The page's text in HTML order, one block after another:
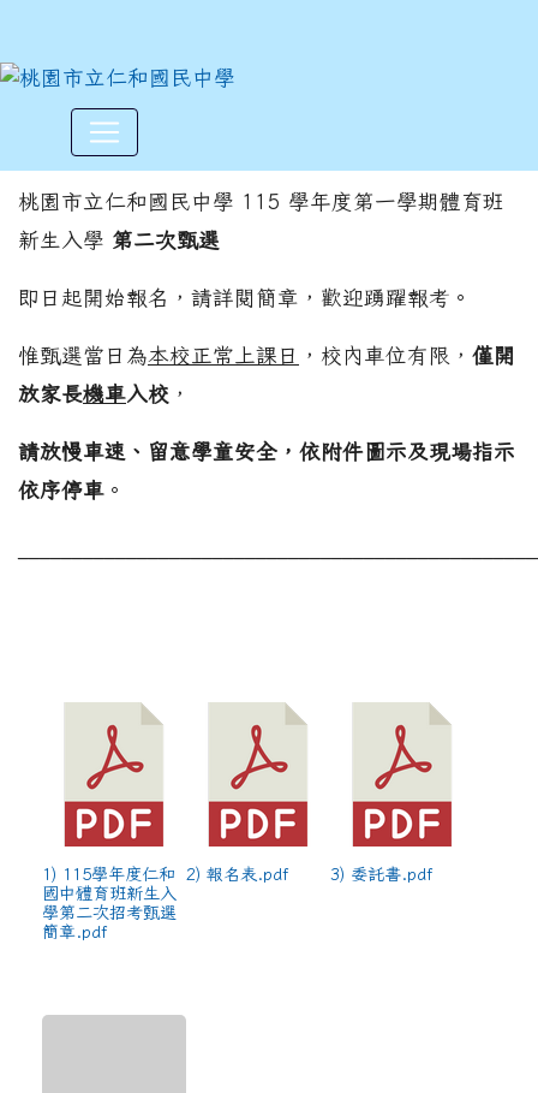
桃園市立仁和國民中學115學
桃園市立仁和國民中學 115 學年度第一學期體育班
新生入學 第二次甄選
即日起開始報名，請詳閱簡章，歡迎踴躍報考。
惟甄選當日為本校正常上課日 ，校內車位有限， 僅開
放家長機車入校 ，
請放慢車速、留意學童安全，依附件圖示及現場指示
依序停車 。
1) 115學年度仁和
國中體育班新生入
學第二次招考甄選
簡章.pdf
2) 報名表.pdf 3) 委託書.pdf